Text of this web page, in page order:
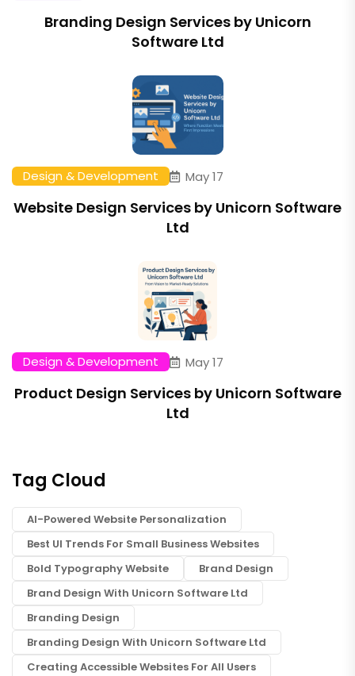
Branding Design Services by Unicorn
Software Ltd
Design & Development May 17
Website Design Services by Unicorn Software
Ltd
Design & Development May 17
Product Design Services by Unicorn Software
Ltd
Tag Cloud
AI-Powered Website Personalization
Best UI Trends For Small Business Websites
Bold Typography Website
Brand Design
Brand Design With Unicorn Software Ltd
Branding Design
Branding Design With Unicorn Software Ltd
Creating Accessible Websites For All Users